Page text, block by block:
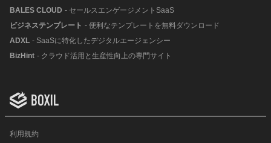
BALES CLOUD - セールスエンゲージメントSaaS
ビジネステンプレート - 便利なテンプレートを無料ダウンロード
ADXL - SaaSに特化したデジタルエージェンシー
BizHint - クラウド活用と生産性向上の専門サイト
利用規約